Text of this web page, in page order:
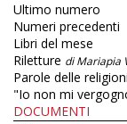
Ultimo numero
Numeri precedenti
Libri del mese
Riletture di Mariapia
Parole delle religioni
"Io non mi
DOCUMENTI